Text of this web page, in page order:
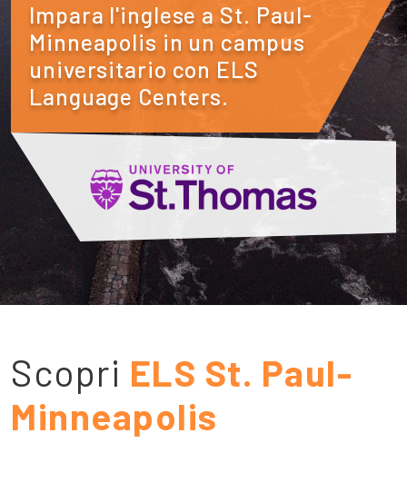
Impara l'inglese a St. Paul-
Minneapolis in un campus
universitario con ELS
Language Centers.
Scopri ELS St. Paul-
Minneapolis